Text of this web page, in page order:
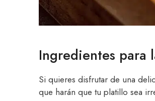
Ingredientes para
Si quieres disfrutar de una
que harán que tu platillo sea